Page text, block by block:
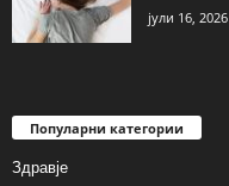
јули 16, 2026
Популарни категории
Здравје